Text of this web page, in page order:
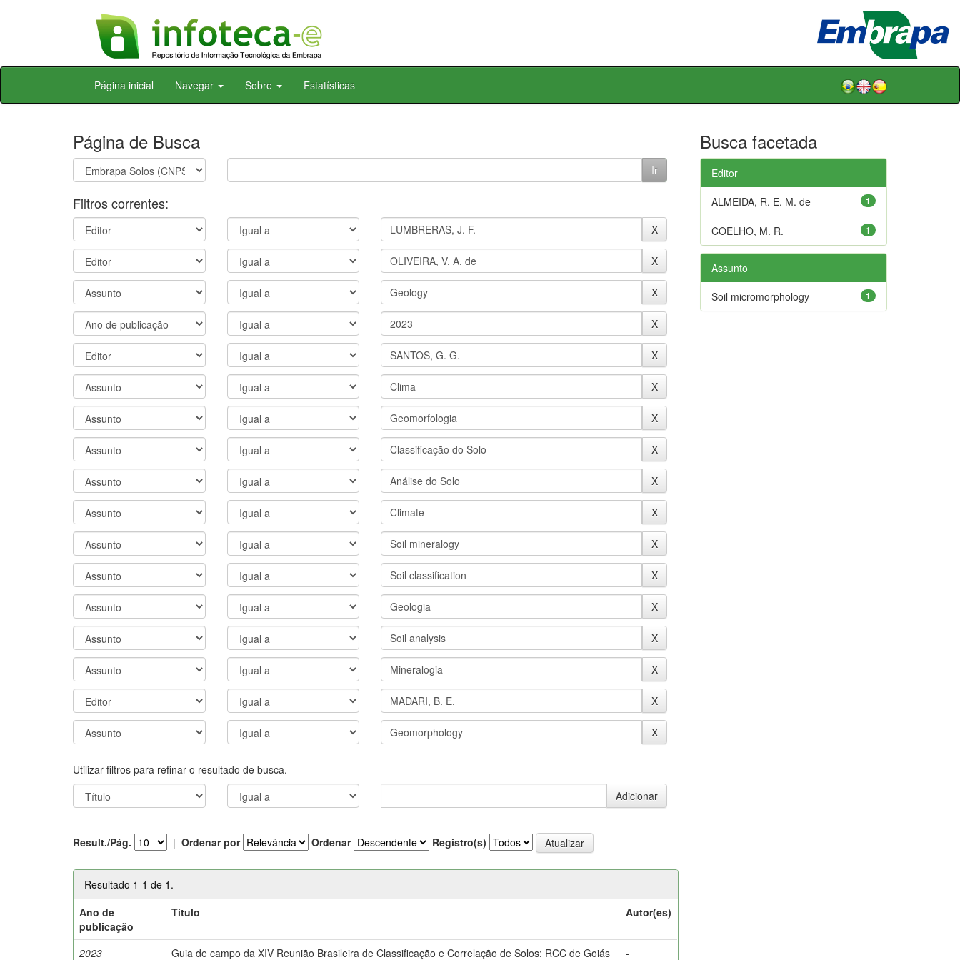
Skip
Página inicial Navegar Sobre Estatísticas
Página de Busca
Filtros correntes:
Utilizar filtros para refinar o resultado de busca.
Result./Pág. | Ordenar por Ordenar Registro(s)
Resultado 1-1 de 1.
Ano de
publicação
Título Autor(es)
2023
Guia de campo da XIV Reunião Brasileira de Classificação e Correlação de Solos: RCC de Goiás
-
Busca facetada
Editor
1
ALMEIDA, R. E. M. de
1
COELHO, M. R.
Assunto
1
Soil micromorphology